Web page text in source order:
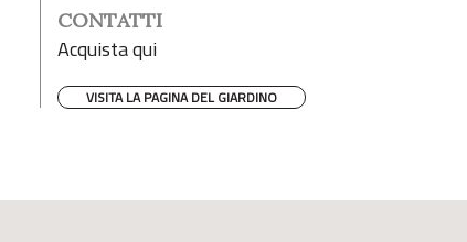
CONTATTI
Acquista qui
VISITA LA PAGINA DEL GIARDINO